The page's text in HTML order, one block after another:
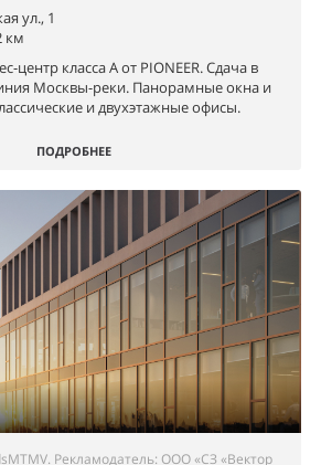
ул., 1
км
центр класса А от PIONEER. Сдача в
Москвы-реки. Панорамные окна и
и двухэтажные офисы.
ПОДРОБНЕЕ
Рекламодатель: ООО «СЗ «Вектор